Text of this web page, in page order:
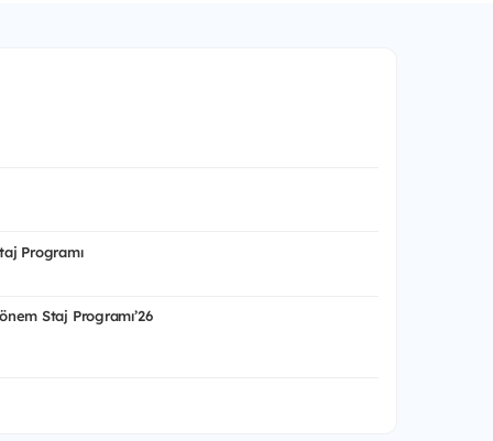
Programı
Staj Programı’26